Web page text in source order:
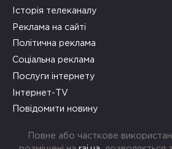
Історія телеканалу
Реклама на сайті
Політична реклама
Соціальна реклама
Послуги інтернету
Інтернет-TV
Повідомити новину
Повне або часткове